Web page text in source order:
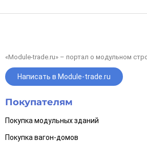
«Module-trade.ru» – портал о модульном
Написать в Module-trade.ru
Покупателям
Покупка модульных зданий
Покупка вагон-домов